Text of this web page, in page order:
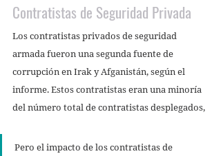
Contratistas de Seguridad Privada
Los contratistas privados de seguridad
armada fueron una segunda fuente de
corrupción en Irak y Afganistán, según el
informe. Estos contratistas eran una minoría
del número total de contratistas desplegados,
Pero el impacto de los contratistas de